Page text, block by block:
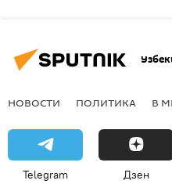
НОВОСТИ ПОЛИТИКА В
Telegram Дзен